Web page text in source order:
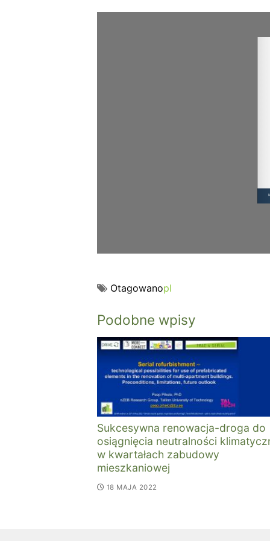
Otagowanopl
Podobne wpisy
Sukcesywna renowacja-droga do
osiągnięcia neutralności
w kwartałach zabudowy
mieszkaniowej
18 MAJA 2022